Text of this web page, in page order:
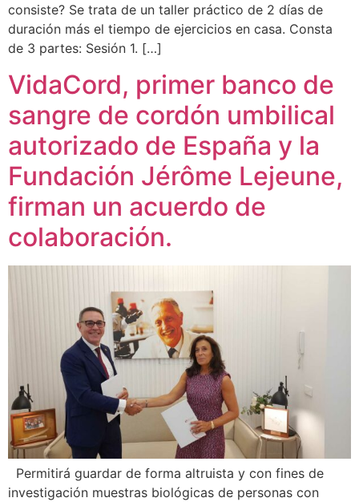
consiste? Se trata de un taller práctico de 2 días de
duración más el tiempo de ejercicios en casa. Consta
de 3 partes: Sesión 1. […]
VidaCord, primer banco de
sangre de cordón umbilical
autorizado de España y la
Fundación Jérôme Lejeune,
firman un acuerdo de
colaboración.
Permitirá guardar de forma altruista y con fines de
investigación muestras biológicas de personas con